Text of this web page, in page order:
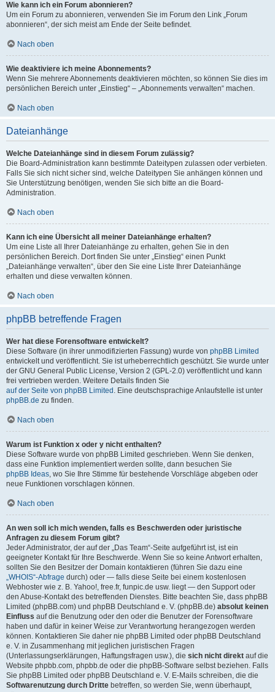
Wie kann ich ein Forum abonnieren?
Um ein Forum zu abonnieren, verwenden Sie im Forum den Link „Forum
abonnieren“, der sich meist am Ende der Seite befindet.
Nach oben
Wie deaktiviere ich meine Abonnements?
Wenn Sie mehrere Abonnements deaktivieren möchten, so können Sie dies im
persönlichen Bereich unter „Einstieg“ – „Abonnements verwalten“ machen.
Nach oben
Dateianhänge
Welche Dateianhänge sind in diesem Forum zulässig?
Die Board-Administration kann bestimmte Dateitypen zulassen oder verbieten.
Falls Sie sich nicht sicher sind, welche Dateitypen Sie anhängen können und
Sie Unterstützung benötigen, wenden Sie sich bitte an die Board-
Administration.
Nach oben
Kann ich eine Übersicht all meiner Dateianhänge erhalten?
Um eine Liste all Ihrer Dateianhänge zu erhalten, gehen Sie in den
persönlichen Bereich. Dort finden Sie unter „Einstieg“ einen Punkt
„Dateianhänge verwalten“, über den Sie eine Liste Ihrer Dateianhänge
erhalten und diese verwalten können.
Nach oben
phpBB betreffende Fragen
Wer hat diese Forensoftware entwickelt?
Diese Software (in ihrer unmodifizierten Fassung) wurde von phpBB Limited
entwickelt und veröffentlicht. Sie ist urheberrechtlich geschützt. Sie wurde unter
der GNU General Public License, Version 2 (GPL-2.0) veröffentlicht und kann
frei vertrieben werden. Weitere Details finden Sie
auf der Seite von phpBB Limited . Eine deutschsprachige Anlaufstelle ist unter
phpBB.de zu finden.
Nach oben
Warum ist Funktion x oder y nicht enthalten?
Diese Software wurde von phpBB Limited geschrieben. Wenn Sie denken,
dass eine Funktion implementiert werden sollte, dann besuchen Sie
phpBB Ideas, wo Sie Ihre Stimme für bestehende Vorschläge abgeben oder
neue Funktionen vorschlagen können.
Nach oben
An wen soll ich mich wenden, falls es Beschwerden oder juristische
Anfragen zu diesem Forum gibt?
Jeder Administrator, der auf der „Das Team“-Seite aufgeführt ist, ist ein
geeigneter Kontakt für Ihre Beschwerde. Wenn Sie so keine Antwort erhalten,
sollten Sie den Besitzer der Domain kontaktieren (führen Sie dazu eine
„WHOIS“-Abfrage durch) oder — falls diese Seite bei einem kostenlosen
Webhoster wie z. B. Yahoo!, free.fr, funpic.de usw. liegt — den Support oder
den Abuse-Kontakt des betreffenden Dienstes. Bitte beachten Sie, dass phpBB
Limited (phpBB.com) und phpBB Deutschland e. V. (phpBB.de) absolut keinen
Einfluss auf die Benutzung oder den oder die Benutzer der Forensoftware
haben und dafür in keiner Weise zur Verantwortung herangezogen werden
können. Kontaktieren Sie daher nie phpBB Limited oder phpBB Deutschland
e. V. in Zusammenhang mit jeglichen juristischen Fragen
(Unterlassungserklärungen, Haftungsfragen usw.), die sich nicht direkt auf die
Website phpbb.com, phpbb.de oder die phpBB-Software selbst beziehen. Falls
Sie phpBB Limited oder phpBB Deutschland e. V. E-Mails schreiben, die die
Softwarenutzung durch Dritte betreffen, so werden Sie, wenn überhaupt,